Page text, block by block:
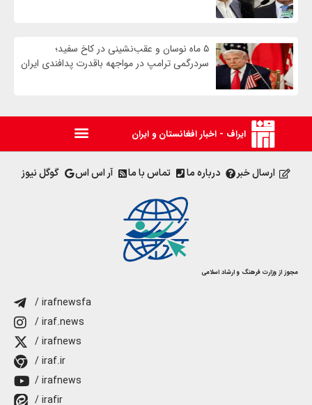
۵ ماه نوسان و عقب‌نشینی در کاخ سفید؛
سردرگمی ترامپ در مواجهه باقدرت پدافندی ایران
ایراف - اخبار افغانستان و ایران
ارسال خبر درباره ما تماس با ما آر اس اس گوگل نیوز
مجوز از وزارت فرهنگ و ارشاد اسلامی
/ irafnewsfa
/ iraf.news
/ irafnews
/ iraf.ir
/ irafnews
/ irafir